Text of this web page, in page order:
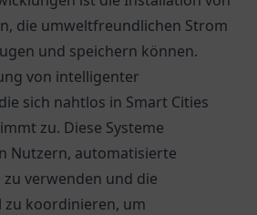
die umweltfreundlichen Strom
und speichern können.
von intelligenter
sich nahtlos in Smart Cities
zu. Diese Systeme
Nutzern, automatisierte
verwenden und die
zu koordinieren, um